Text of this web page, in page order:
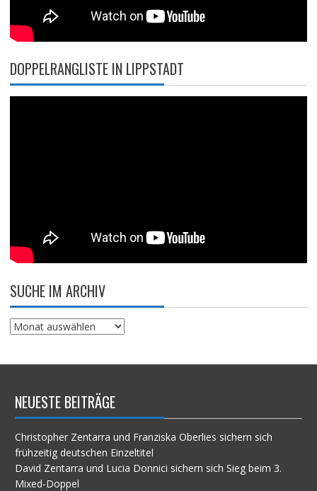
DOPPELRANGLISTE IN LIPPSTADT
SUCHE IM ARCHIV
Suche
NEUESTE BEITRÄGE
Christopher Zentarra und Franziska Oberlies sichern sich
frühzeitig deutschen Einzeltitel
David Zentarra und Lucia Donnici sichern sich Sieg beim 3.
Mixed-Doppel